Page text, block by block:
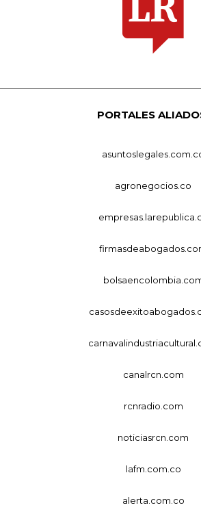
PORTALES
agronegocios.co
canalrcn.com
rcnradio.com
noticiasrcn.com
lafm.com.co
alerta.com.co